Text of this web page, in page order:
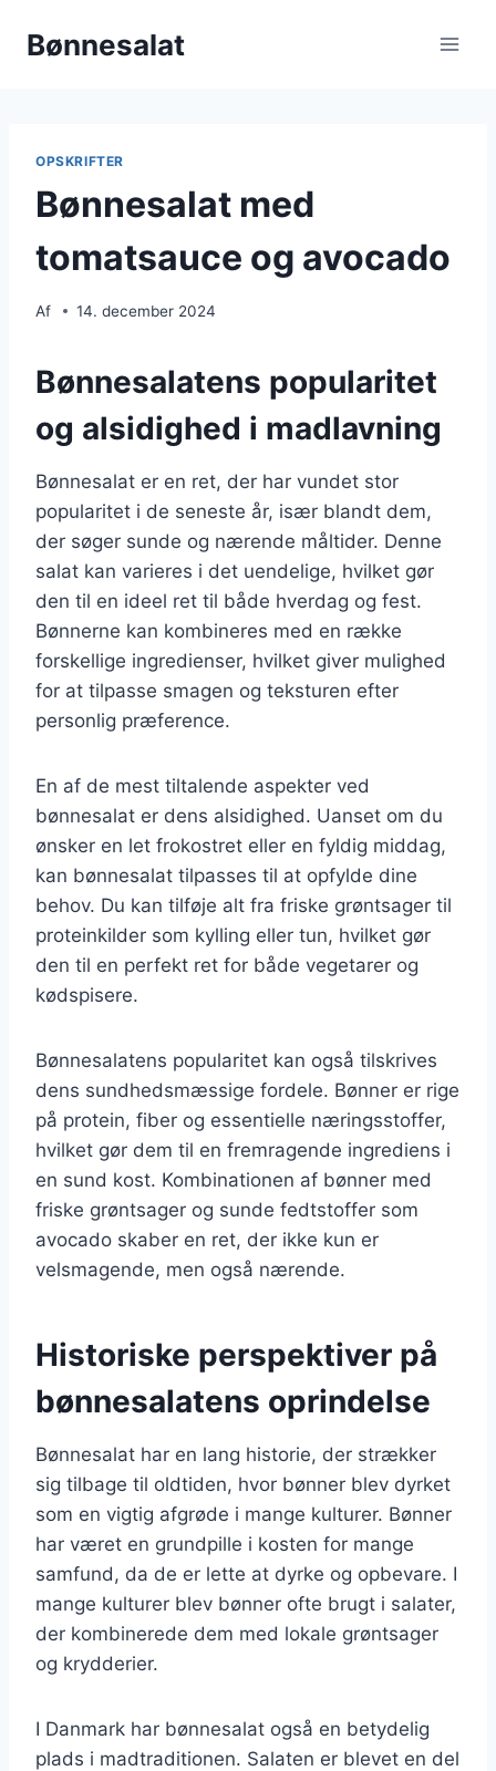
Bønnesalat
OPSKRIFTER
Bønnesalat med
tomatsauce og avocado
Af 14. december 2024
Bønnesalatens popularitet
og alsidighed i madlavning
Bønnesalat er en ret, der har vundet stor
popularitet i de seneste år, især blandt dem,
der søger sunde og nærende måltider. Denne
salat kan varieres i det uendelige, hvilket gør
den til en ideel ret til både hverdag og fest.
Bønnerne kan kombineres med en række
forskellige ingredienser, hvilket giver mulighed
for at tilpasse smagen og teksturen efter
personlig præference.
En af de mest tiltalende aspekter ved
bønnesalat er dens alsidighed. Uanset om du
ønsker en let frokostret eller en fyldig middag,
kan bønnesalat tilpasses til at opfylde dine
behov. Du kan tilføje alt fra friske grøntsager til
proteinkilder som kylling eller tun, hvilket gør
den til en perfekt ret for både vegetarer og
kødspisere.
Bønnesalatens popularitet kan også tilskrives
dens sundhedsmæssige fordele. Bønner er rige
på protein, fiber og essentielle næringsstoffer,
hvilket gør dem til en fremragende ingrediens i
en sund kost. Kombinationen af bønner med
friske grøntsager og sunde fedtstoffer som
avocado skaber en ret, der ikke kun er
velsmagende, men også nærende.
Historiske perspektiver på
bønnesalatens oprindelse
Bønnesalat har en lang historie, der strækker
sig tilbage til oldtiden, hvor bønner blev dyrket
som en vigtig afgrøde i mange kulturer. Bønner
har været en grundpille i kosten for mange
samfund, da de er lette at dyrke og opbevare. I
mange kulturer blev bønner ofte brugt i salater,
der kombinerede dem med lokale grøntsager
og krydderier.
I Danmark har bønnesalat også en betydelig
plads i madtraditionen. Salaten er blevet en del